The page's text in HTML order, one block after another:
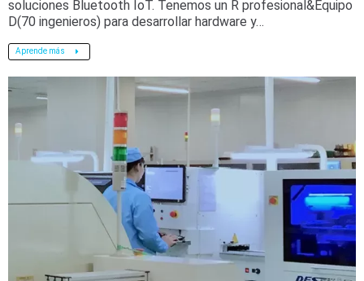
soluciones Bluetooth IoT. Tenemos un R profesional&Equipo
D(70 ingenieros) para desarrollar hardware y…
Aprende más